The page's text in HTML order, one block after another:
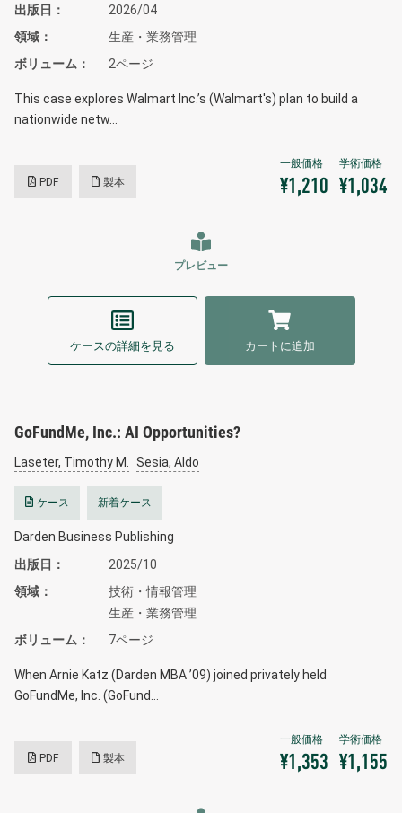
出版日
2026/04
領域
生産・業務管理
ボリューム
2ページ
This case explores Walmart Inc.’s (Walmart's) plan to build a
nationwide netw…
PDF 製本 ¥1,210 ¥1,034
プレビュー
ケースの詳細を見る カートに追加
GoFundMe, Inc.: AI Opportunities?
Laseter, Timothy M. Sesia, Aldo
ケース 新着ケース
Darden Business Publishing
出版日
2025/10
領域
技術・情報管理
生産・業務管理
ボリューム
7ページ
When Arnie Katz (Darden MBA ’09) joined privately held
GoFundMe, Inc. (GoFund…
PDF 製本 ¥1,353 ¥1,155